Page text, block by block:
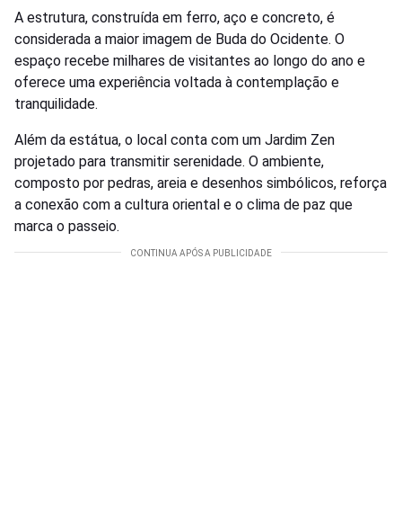
A estrutura, construída em ferro, aço e concreto, é
considerada a maior imagem de Buda do Ocidente. O
espaço recebe milhares de visitantes ao longo do ano e
oferece uma experiência voltada à contemplação e
tranquilidade.
Além da estátua, o local conta com um Jardim Zen
projetado para transmitir serenidade. O ambiente,
composto por pedras, areia e desenhos simbólicos, reforça
a conexão com a cultura oriental e o clima de paz que
marca o passeio.